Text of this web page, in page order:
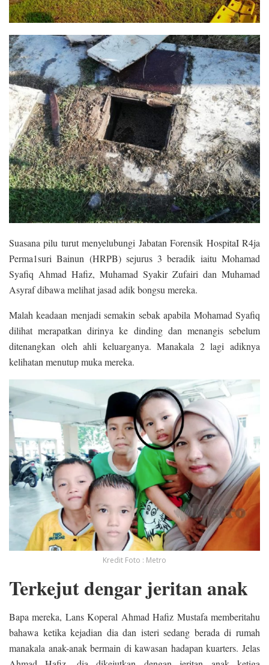
Suasana pilu turut menyelubungi Jabatan Forensik HospitaI R4ja
Perma1suri Bainun (HRPB) sejurus 3 beradik iaitu Mohamad
Syafiq Ahmad Hafiz, Muhamad Syakir Zufairi dan Muhamad
Asyraf dibawa melihat jasad adik bongsu mereka.
Malah keadaan menjadi semakin sebak apabila Mohamad Syafiq
dilihat merapatkan dirinya ke dinding dan menangis sebelum
ditenangkan oleh ahli keluarganya. Manakala 2 lagi adiknya
kelihatan menutup muka mereka.
Kredit Foto : Metro
Terkejut dengar jeritan anak
Bapa mereka, Lans Koperal Ahmad Hafiz Mustafa memberitahu
bahawa ketika kejadian dia dan isteri sedang berada di rumah
manakala anak-anak bermain di kawasan hadapan kuarters. Jelas